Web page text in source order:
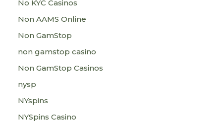
No KYC Casinos
Non AAMS Online
Non GamStop
non gamstop casino
Non GamStop Casinos
nysp
NYspins
NYSpins Casino